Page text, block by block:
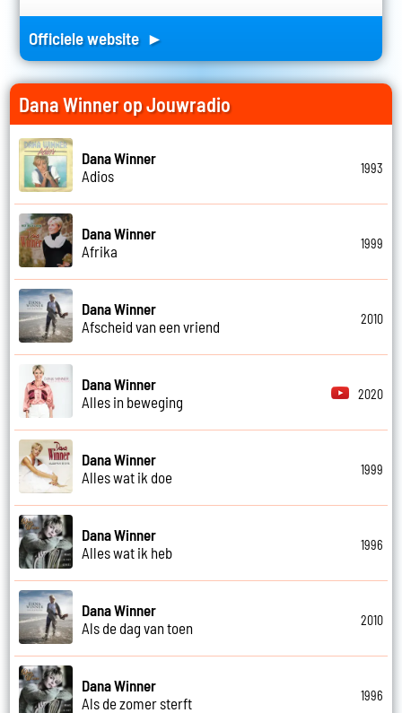
Officiele website ►
Dana Winner op Jouwradio
Dana Winner
Adios
1993
Dana Winner
Afrika
1999
Dana Winner
Afscheid van een vriend
2010
Dana Winner
Alles in beweging
2020
Dana Winner
Alles wat ik doe
1999
Dana Winner
Alles wat ik heb
1996
Dana Winner
Als de dag van toen
2010
Dana Winner
Als de zomer sterft
1996